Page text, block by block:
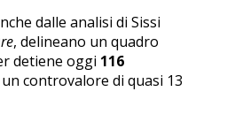
dalle analisi di Sissi
, delineano un quadro
detiene oggi 116
controvalore di quasi 13